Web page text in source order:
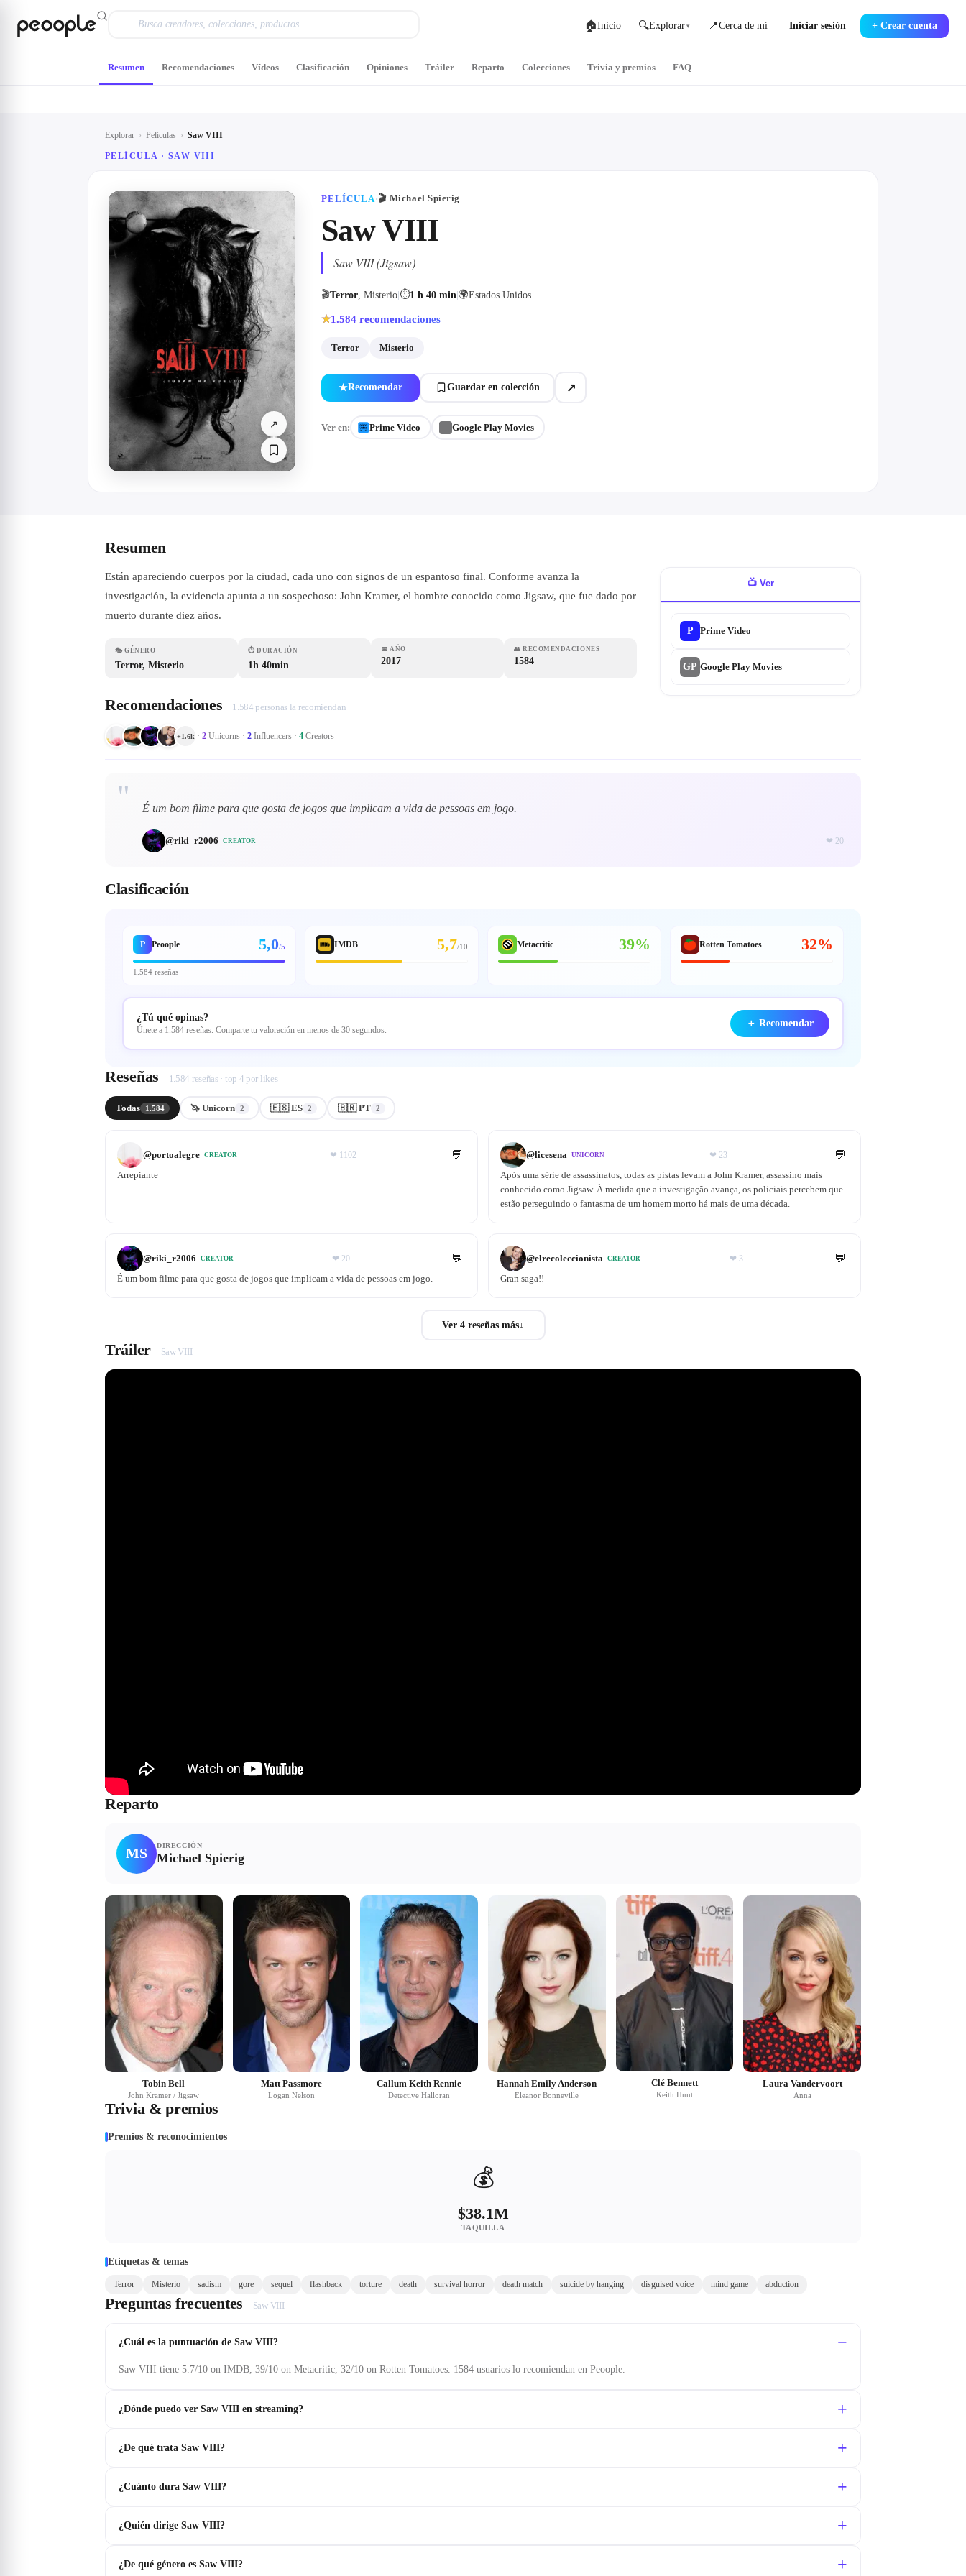
🏠Inicio 🔍Explorar ▾ 📍Cerca de mí Iniciar sesión + Crear cuenta
Explorar › Películas › Saw VIII
PELÍCULA · SAW VIII
↗
PELÍCULA·🎬 Michael Spierig
Saw VIII
Saw VIII (Jigsaw)
🎬Terror, Misterio ⏱1 h 40 min 🌍Estados Unidos
★1.584 recomendaciones
Terror Misterio
★Recomendar Guardar en colección ↗
Ver en: Prime Video Google Play Movies
Resumen Recomendaciones Vídeos Clasificación Opiniones Tráiler Reparto Colecciones Trivia y premios FAQ
Resumen
Están apareciendo cuerpos por la ciudad, cada uno con signos de un espantoso final. Conforme avanza la
investigación, la evidencia apunta a un sospechoso: John Kramer, el hombre conocido como Jigsaw, que fue dado por
muerto durante diez años.
🎭 GÉNERO
Terror, Misterio
⏱ DURACIÓN
1h 40min
📅 AÑO
2017
👥 RECOMENDACIONES
1584
📺 Ver
P Prime Video
GP Google Play Movies
Recomendaciones 1.584 personas la recomiendan
+1.6k · 2 Unicorns · 2 Influencers · 4 Creators
" É um bom filme para que gosta de jogos que implicam a vida de pessoas em jogo.
@riki_r2006 CREATOR ❤ 20
Clasificación
P Peoople 5,0/5
1.584 reseñas
IMDB 5,7/10 Metacritic 39% Rotten Tomatoes 32%
¿Tú qué opinas?
Únete a 1.584 reseñas. Comparte tu valoración en menos de 30 segundos.
＋ Recomendar
Reseñas 1.584 reseñas · top 4 por likes
Todas 1.584 🦄 Unicorn 2 🇪🇸 ES 2 🇧🇷 PT 2
@portoalegre CREATOR ❤ 1102 💬
Arrepiante
@licesena UNICORN ❤ 23 💬
Após uma série de assassinatos, todas as pistas levam a John Kramer, assassino mais
conhecido como Jigsaw. À medida que a investigação avança, os policiais percebem que
estão perseguindo o fantasma de um homem morto há mais de uma década.
@riki_r2006 CREATOR ❤ 20 💬
É um bom filme para que gosta de jogos que implicam a vida de pessoas em jogo.
@elrecoleccionista CREATOR ❤ 3 💬
Gran saga!!
Ver 4 reseñas más↓
Tráiler Saw VIII
Reparto
MS DIRECCIÓN
Michael Spierig
Tobin Bell
John Kramer / Jigsaw
Matt Passmore
Logan Nelson
Callum Keith Rennie
Detective Halloran
Hannah Emily Anderson
Eleanor Bonneville
Clé Bennett
Keith Hunt
Laura Vandervoort
Anna
Trivia & premios
Premios & reconocimientos
💰
$38.1M
TAQUILLA
Etiquetas & temas
Terror Misterio sadism gore sequel flashback torture death survival horror death match suicide by hanging disguised voice mind game abduction
Preguntas frecuentes Saw VIII
¿Cuál es la puntuación de Saw VIII?
Saw VIII tiene 5.7/10 on IMDB, 39/10 on Metacritic, 32/10 on Rotten Tomatoes. 1584 usuarios lo recomiendan en Peoople.
¿Dónde puedo ver Saw VIII en streaming?
¿De qué trata Saw VIII?
¿Cuánto dura Saw VIII?
¿Quién dirige Saw VIII?
¿De qué género es Saw VIII?